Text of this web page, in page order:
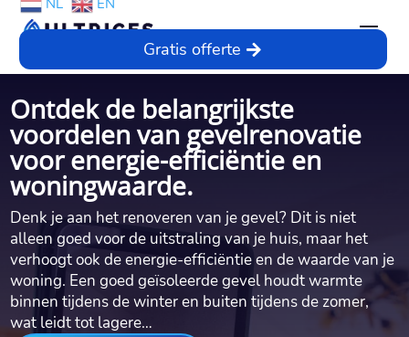
NL EN
Gratis offerte
Ontdek de belangrijkste
voordelen van gevelrenovatie
voor energie-efficiëntie en
woningwaarde.​
Denk je aan het renoveren van je gevel? Dit is niet
alleen goed voor de uitstraling van je huis, maar het
verhoogt ook de energie-efficiëntie en de waarde van je
woning.​ Een goed geïsoleerde gevel houdt warmte
binnen tijdens de winter en buiten tijdens de zomer,
wat leidt tot lagere…